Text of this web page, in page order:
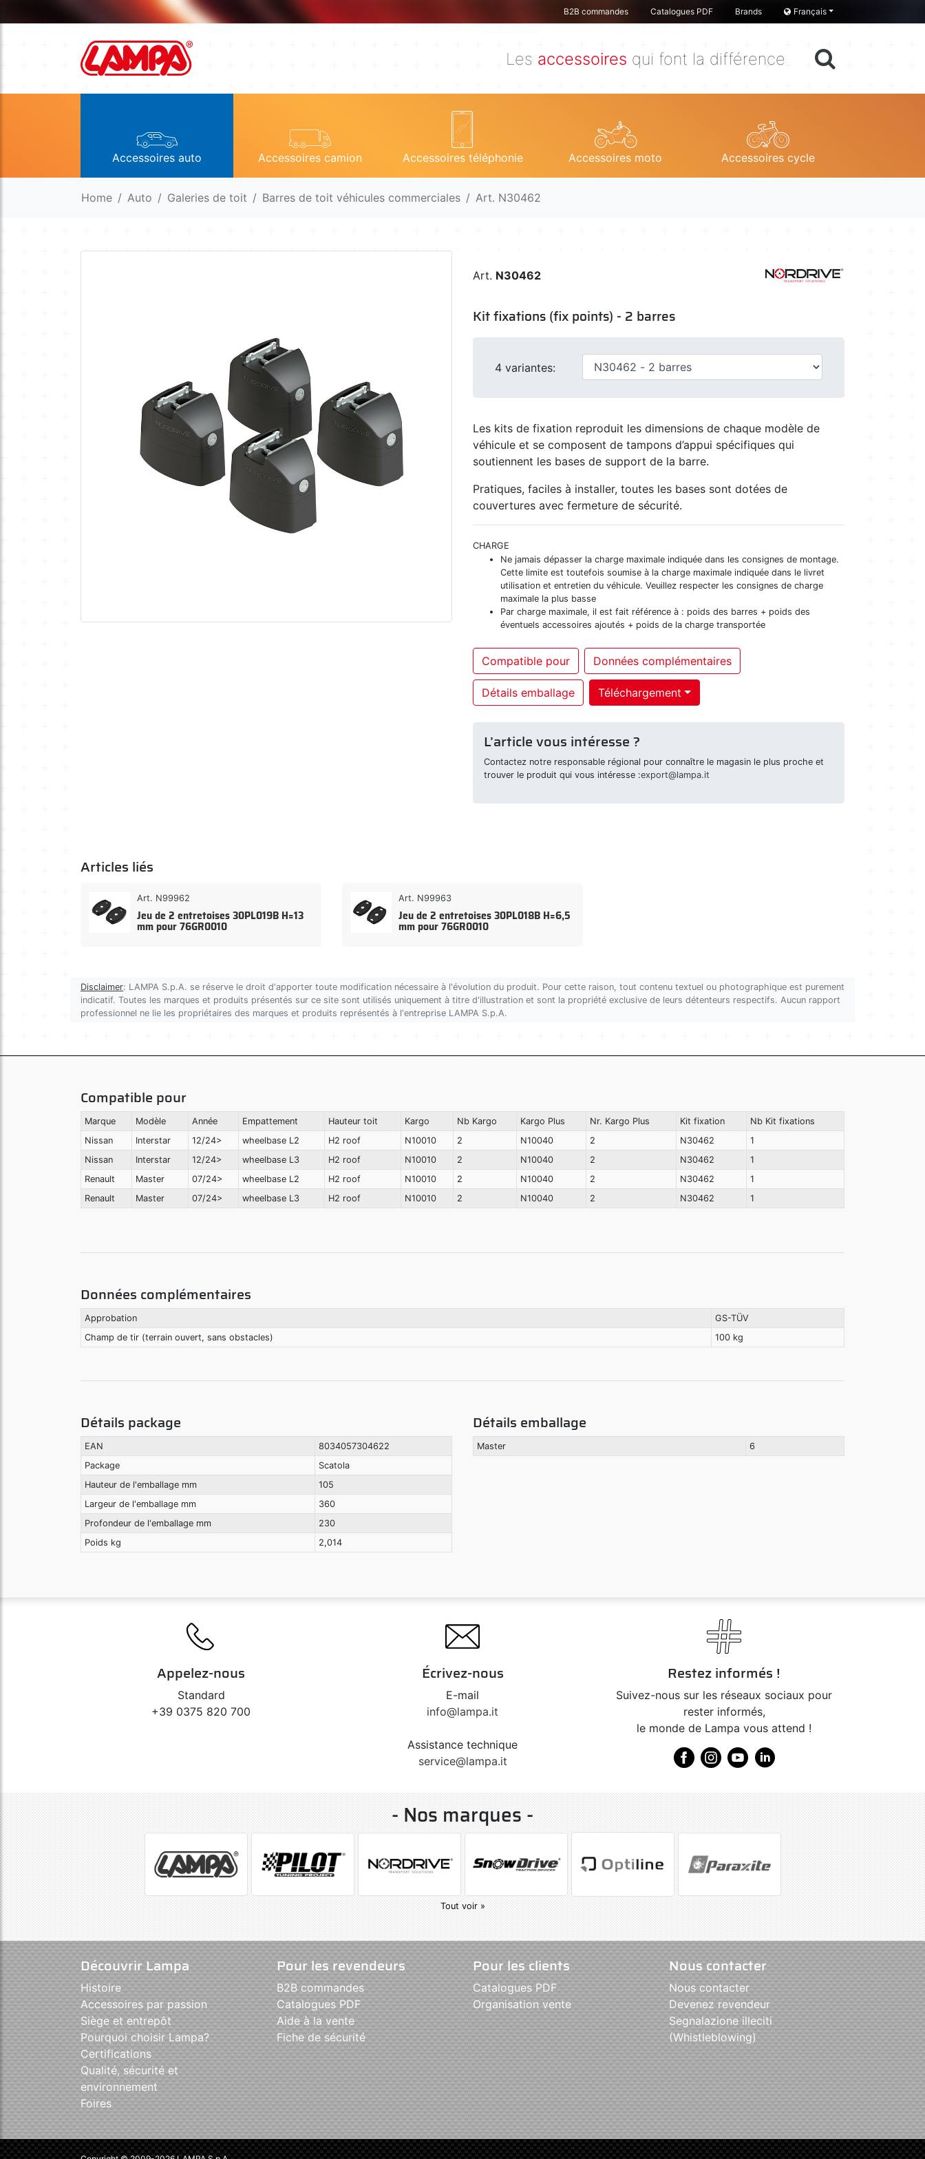
B2B commandes Catalogues PDF Brands Français
Les accessoires qui font la différence
Accessoires auto Accessoires camion Accessoires téléphonie Accessoires moto Accessoires cycle
Home Auto Galeries de toit Barres de toit véhicules commerciales Art. N30462
Art. N30462
Kit fixations (fix points) - 2 barres
4 variantes:
Les kits de fixation reproduit les dimensions de chaque modèle de
véhicule et se composent de tampons d’appui spécifiques qui
soutiennent les bases de support de la barre.
Pratiques, faciles à installer, toutes les bases sont dotées de
couvertures avec fermeture de sécurité.
CHARGE
Ne jamais dépasser la charge maximale indiquée dans les consignes de montage.
Cette limite est toutefois soumise à la charge maximale indiquée dans le livret
utilisation et entretien du véhicule. Veuillez respecter les consignes de charge
maximale la plus basse
Par charge maximale, il est fait référence à : poids des barres + poids des
éventuels accessoires ajoutés + poids de la charge transportée
Compatible pour Données complémentaires
Détails emballage Téléchargement
L’article vous intéresse ?
Contactez notre responsable régional pour connaître le magasin le plus proche et
trouver le produit qui vous intéresse :export@lampa.it
Articles liés
Art. N99962
Jeu de 2 entretoises 30PL019B H=13
mm pour 76GR0010
Art. N99963
Jeu de 2 entretoises 30PL018B H=6,5
mm pour 76GR0010
Disclaimer: LAMPA S.p.A. se réserve le droit d'apporter toute modification nécessaire à l'évolution du produit. Pour cette raison, tout contenu textuel ou photographique est purement
indicatif. Toutes les marques et produits présentés sur ce site sont utilisés uniquement à titre d'illustration et sont la propriété exclusive de leurs détenteurs respectifs. Aucun rapport
professionnel ne lie les propriétaires des marques et produits représentés à l'entreprise LAMPA S.p.A.
Compatible pour
Marque Modèle Année Empattement Hauteur toit Kargo Nb Kargo Kargo Plus Nr. Kargo Plus Kit fixation
Nb Kit fixations
Nissan
Interstar 12/24> wheelbase L2 H2 roof N10010 2 N10040 2 N30462
1
Nissan
Interstar 12/24> wheelbase L3 H2 roof N10010 2 N10040 2 N30462
1
Renault
Master 07/24> wheelbase L2 H2 roof N10010 2 N10040 2 N30462
1
Renault
Master 07/24> wheelbase L3 H2 roof N10010 2 N10040 2 N30462 1
Données complémentaires
Approbation
GS-TÜV
Champ de tir (terrain ouvert, sans obstacles)
100 kg
Détails package
EAN
8034057304622
Package
Scatola
Hauteur de l'emballage mm
105
Largeur de l'emballage mm
360
Profondeur de l'emballage mm
230
Poids kg
2,014
Détails emballage
Master 6
Appelez-nous
Standard
+39 0375 820 700
Écrivez-nous
E-mail
info@lampa.it
Assistance technique
service@lampa.it
Restez informés !
Suivez-nous sur les réseaux sociaux pour
rester informés,
le monde de Lampa vous attend !
- Nos marques -
Tout voir »
Découvrir Lampa
Histoire
Accessoires par passion
Siège et entrepôt
Pourquoi choisir Lampa?
Certifications
Qualité, sécurité et
environnement
Foires
Pour les revendeurs
B2B commandes
Catalogues PDF
Aide à la vente
Fiche de sécurité
Pour les clients
Catalogues PDF
Organisation vente
Nous contacter
Nous contacter
Devenez revendeur
Segnalazione illeciti
(Whistleblowing)